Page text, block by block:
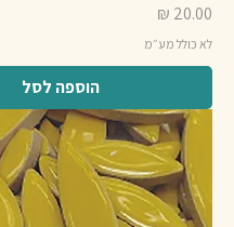
מחיר
לא כולל מע״מ
הוספה לסל